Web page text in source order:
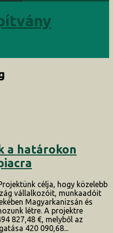
a határokon
célja, hogy közelebb
vállalkozóit, munkaadóit
Magyarkanizsán és
létre. A projektre
827,48 €, melyből az
420 090,68...